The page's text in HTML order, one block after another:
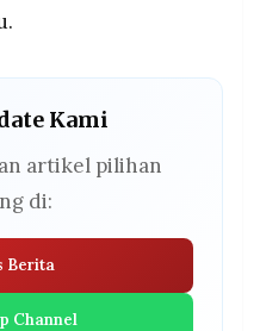
Kami
artikel pilihan
di:
Berita
Channel